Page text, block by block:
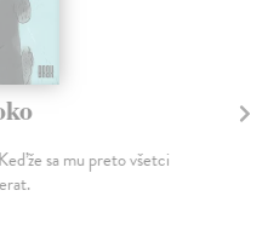
sa mu preto všetci